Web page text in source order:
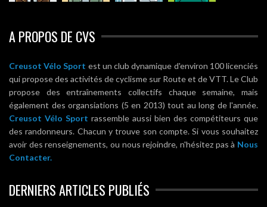
A PROPOS DE CVS
Creusot Vélo Sport est un club dynamique d'environ 100 licenciés
qui propose des activités de cyclisme sur Route et de VTT. Le Club
propose des entraînements collectifs chaque semaine, mais
également des organsiations (5 en 2013) tout au long de l'année.
Creusot Vélo Sport rassemble aussi bien des compétiteurs que
des randonneurs. Chacun y trouve son compte. Si vous souhaitez
avoir des renseignements, ou nous rejoindre, n'hésitez pas à Nous
Contacter.
DERNIERS ARTICLES PUBLIÉS